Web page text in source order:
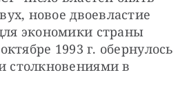
новое двоевластие
экономики страны
1993 г. обернулось
столкновениями в